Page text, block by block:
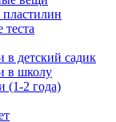
теста
в детский садик
в школу
2 года)